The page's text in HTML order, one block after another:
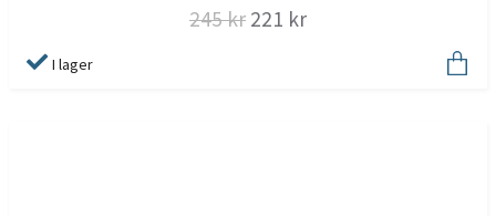
245 kr 221 kr
I lager